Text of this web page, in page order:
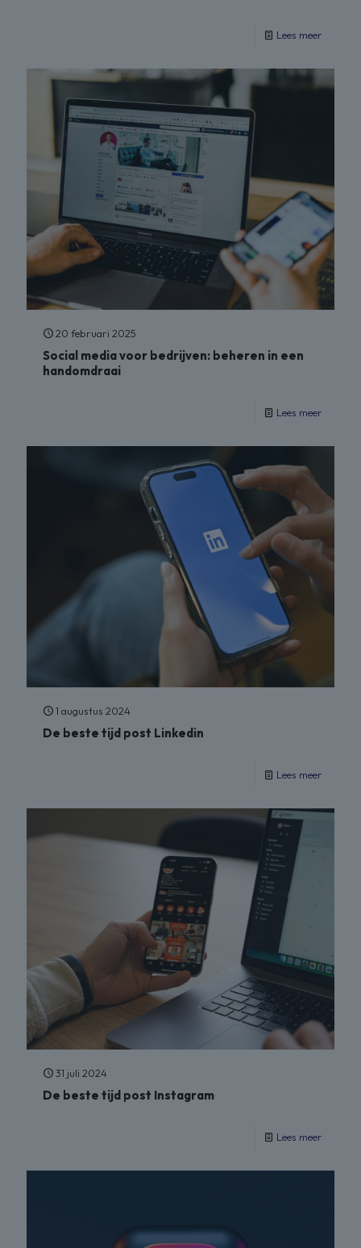
Lees meer
20 februari 2025
Social media voor bedrijven: beheren in een
handomdraai
Lees meer
1 augustus 2024
De beste tijd post Linkedin
Lees meer
31 juli 2024
De beste tijd post Instagram
Lees meer